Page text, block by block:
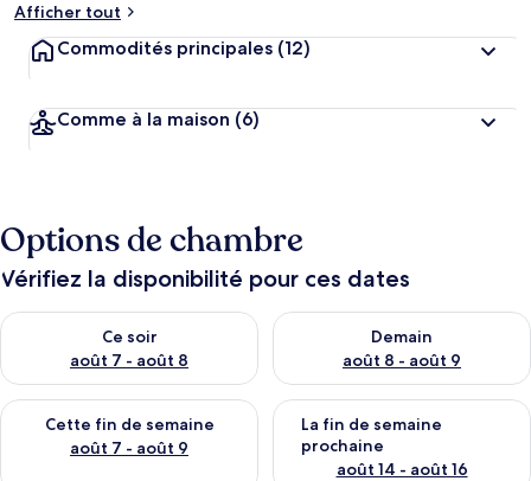
Afficher tout
Commodités principales (12)
Comme à la maison (6)
Options de chambre
Vérifiez la disponibilité pour ces dates
Ce soir
août 7 - août 8
Vérifier la disponibilité pour ce soir août 7 - août 8
Demain
août 8 - août 9
Vérifier la disponibilité pour
Cette fin de semaine
août 7 - août 9
Vérifier la disponibilité pour cette fin de semaine août 7 -
La fin de semaine
prochaine
août 14 - août 16
Vérifier la disponibilité pour